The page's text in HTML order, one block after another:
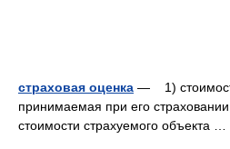
страховая оценка — 1)
принимаемая при его
стоимости страхуемого объекта …